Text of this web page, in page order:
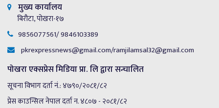
मुख्य कार्यालय
बिरौटा, पोखरा-१७
9856077561/ 9846103389
pkrexpressnews@gmail.com/ramjilamsal32@gmail.com
पोखरा एक्सप्रेस मिडिया प्रा. लि द्वारा सन्चालित
सूचना विभाग दर्ता नं.: ४७९०/२०८१/८२
प्रेस काउन्सिल नेपाल दर्ता न. ४८०७ - २०८१/८२